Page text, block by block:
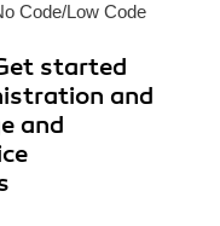
Code/Low Code
started
and
and